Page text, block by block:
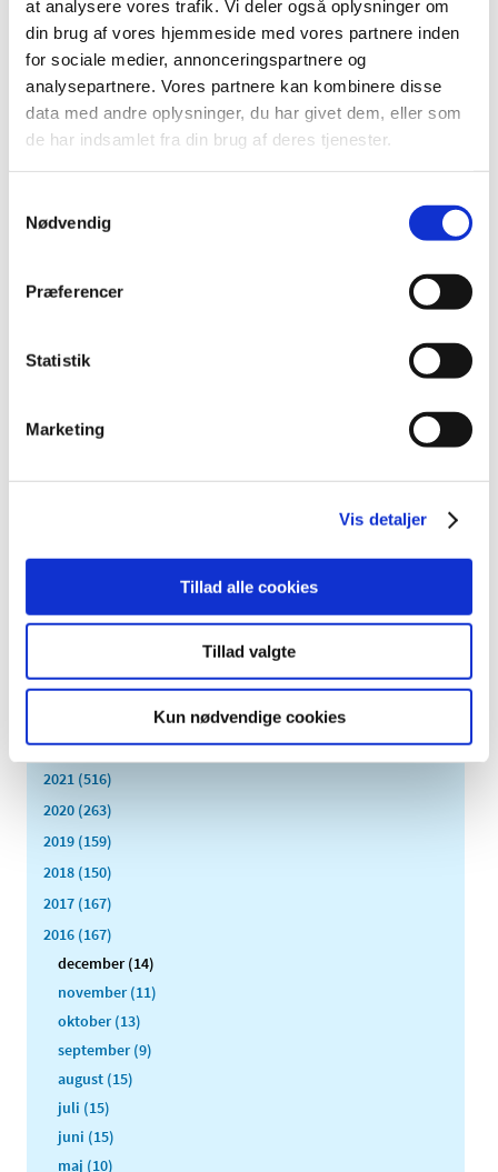
at analysere vores trafik. Vi deler også oplysninger om
din brug af vores hjemmeside med vores partnere inden
for sociale medier, annonceringspartnere og
analysepartnere. Vores partnere kan kombinere disse
data med andre oplysninger, du har givet dem, eller som
de har indsamlet fra din brug af deres tjenester.
Nødvendig
Præferencer
Statistik
Marketing
Vis detaljer
Tillad alle cookies
Tillad valgte
Kun nødvendige cookies
tilskudsstatus for medicin i nogle undergrupper i…
Udfasning af NeeS som format ved ansøgning
om markedsføringstilladelse til lægemidler
|6. december 2016|
På baggrund af et stigende antal forespørgsler ønsker
|2. december 2016
Lægemiddelstyrelsen har lavet en ny lille videografik om
|1. december 2016
Lægemiddelstyrelsens direktør Thomas Senderovitz har
2026 (84)
2024 (224)
2022 (197)
2021 (516)
2020 (263)
2019 (159)
2018 (150)
2017 (167)
2016 (167)
december (14)
november (11)
oktober (13)
september (9)
august (15)
juli (15)
juni (15)
maj (10)